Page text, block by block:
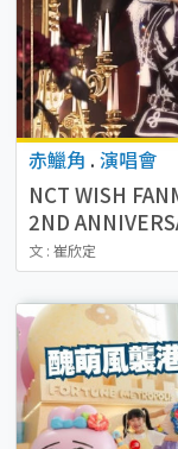
赤鱲角 . 演唱會
NCT WISH
2ND
點/票價一覽
文 : 崔欣定